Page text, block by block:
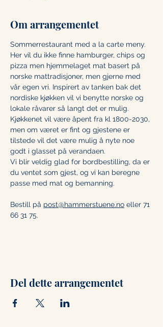
Om arrangementet
Sommerrestaurant med a la carte meny.
Her vil du ikke finne hamburger, chips og
pizza men hjemmelaget mat basert på
norske mattradisjoner, men gjerne med
vår egen vri. Inspirert av tanken bak det
nordiske kjøkken vil vi benytte norske og
lokale råvarer så langt det er mulig.
Kjøkkenet vil være åpent fra kl 1800-2030,
men om været er fint og gjestene er
tilstede vil det være mulig å nyte noe
godt i glasset på verandaen.
Vi blir veldig glad for bordbestilling, da er
du ventet som gjest, og vi kan beregne
passe med mat og bemanning.
Bestill på post@hammerstuene.no eller 71
66 31 75.
Del dette arrangementet